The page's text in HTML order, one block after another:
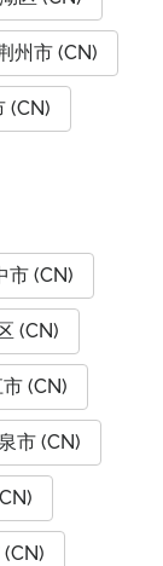
州市 (CN)
(CN)
市 (CN)
(CN)
(CN)
市 (CN)